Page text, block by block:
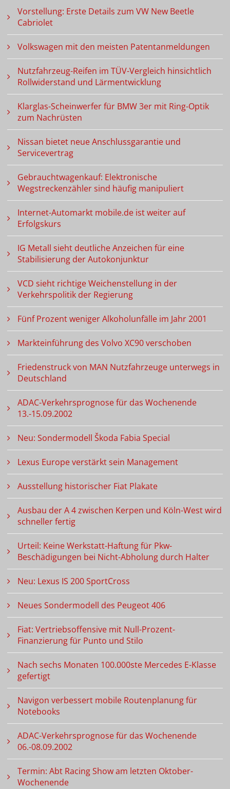
Vorstellung: Erste Details zum VW New Beetle
Cabriolet
Volkswagen mit den meisten Patentanmeldungen
Nutzfahrzeug-Reifen im TÜV-Vergleich hinsichtlich
Rollwiderstand und Lärmentwicklung
Klarglas-Scheinwerfer für BMW 3er mit Ring-Optik
zum Nachrüsten
Nissan bietet neue Anschlussgarantie und
Servicevertrag
Gebrauchtwagenkauf: Elektronische
Wegstreckenzähler sind häufig manipuliert
Internet-Automarkt mobile.de ist weiter auf
Erfolgskurs
IG Metall sieht deutliche Anzeichen für eine
Stabilisierung der Autokonjunktur
VCD sieht richtige Weichenstellung in der
Verkehrspolitik der Regierung
Fünf Prozent weniger Alkoholunfälle im Jahr 2001
Markteinführung des Volvo XC90 verschoben
Friedenstruck von MAN Nutzfahrzeuge unterwegs in
Deutschland
ADAC-Verkehrsprognose für das Wochenende
13.-15.09.2002
Neu: Sondermodell Škoda Fabia Special
Lexus Europe verstärkt sein Management
Ausstellung historischer Fiat Plakate
Ausbau der A 4 zwischen Kerpen und Köln-West wird
schneller fertig
Urteil: Keine Werkstatt-Haftung für Pkw-
Beschädigungen bei Nicht-Abholung durch Halter
Neu: Lexus IS 200 SportCross
Neues Sondermodell des Peugeot 406
Fiat: Vertriebsoffensive mit Null-Prozent-
Finanzierung für Punto und Stilo
Nach sechs Monaten 100.000ste Mercedes E-Klasse
gefertigt
Navigon verbessert mobile Routenplanung für
Notebooks
ADAC-Verkehrsprognose für das Wochenende
06.-08.09.2002
Termin: Abt Racing Show am letzten Oktober-
Wochenende